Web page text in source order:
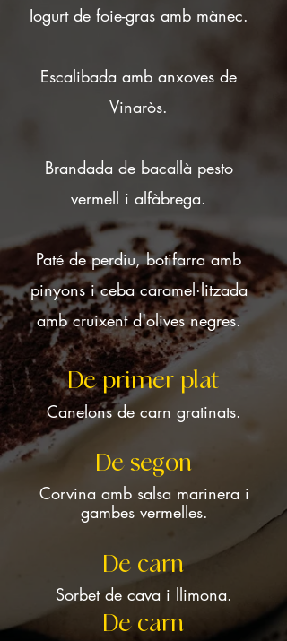
Iogurt de foie-gras amb mànec.
Escalibada amb anxoves de
Vinaròs.
Brandada de bacallà pesto
vermell i alfàbrega.
Paté de perdiu, botifarra amb
pinyons i ceba caramel·litzada
amb cruixent d'olives negres.
De primer plat
Canelons de carn gratinats.
De segon
Corvina amb salsa marinera i
gambes vermelles.
De carn
Sorbet de cava i llimona.
De carn